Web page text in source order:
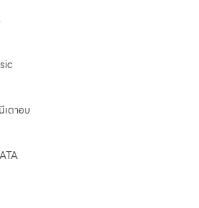
ตาอบ